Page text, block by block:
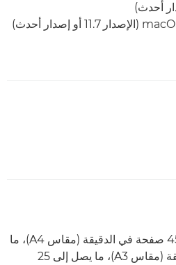
على وجه واحد: ما يصل إلى 45 صفحة في الدقيقة (مقاس A4)، ما
يصل إلى 22 صفحة في الدقيقة (مقاس A3)، ما يصل إلى 25